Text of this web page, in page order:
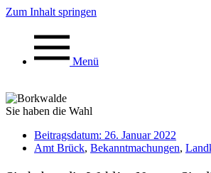
Zum Inhalt springen
Menü
Sie haben die Wahl
Beitragsdatum: 26. Januar 2022
Amt Brück, Bekanntmachungen,